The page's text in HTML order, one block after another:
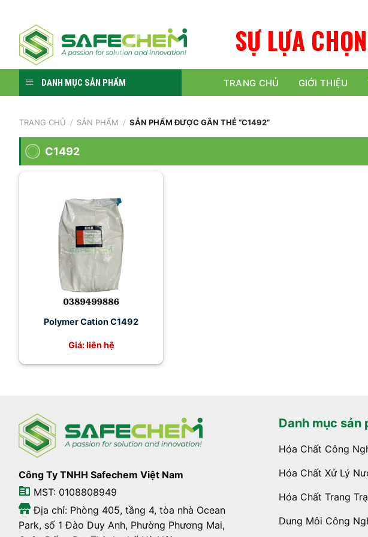
content
SỰ LỰA CHỌN
DANH MỤC SẢN PHẨM TRANG CHỦ GIỚI THIỆU
TRANG CHỦ / SẢN PHẨM / SẢN PHẨM ĐƯỢC GẮN THẺ “C1492”
C1492
Polymer Cation C1492
Giá: liên hệ
Công Ty TNHH Safechem Việt Nam
MST: 0108808949
Địa chỉ: Phòng 405, tầng 4, tòa nhà Ocean
Park, số 1 Đào Duy Anh, Phường Phương Mai,
Danh mục sản
Hóa Chất Công
Hóa Chất Xử Lý
Hóa Chất Trang
Dung Môi Công